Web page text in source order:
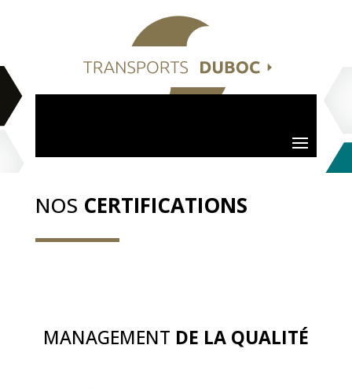
NOS CERTIFICATIONS
MANAGEMENT DE LA QUALITÉ